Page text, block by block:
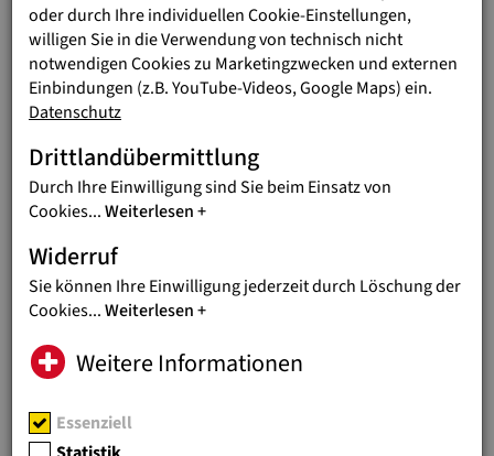
HILFE VOR ORT FÜR
UKRAINISCHE
BINNENFLÜCHTLINGE
Mariapolis in der westukrainischen
Metropole Lviv
DIE ÄRMSTEN
Minderheiten.
oder durch Ihre individuellen Cookie-Einstellungen,
willigen Sie in die Verwendung von technisch nicht
notwendigen Cookies zu Marketingzwecken und externen
Einbindungen (z.B. YouTube-Videos, Google Maps) ein.
Datenschutz
Drittlandübermittlung
Durch Ihre Einwilligung sind Sie beim Einsatz von
Cookies...Weiterlesen
Widerruf
Sie können Ihre Einwilligung jederzeit durch Löschung der
Cookies...Weiterlesen
Weitere Informationen
Essenziell